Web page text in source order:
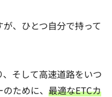
、ひとつ自分で持って
そして高速道路をいつ
ために、 最適なETCカ